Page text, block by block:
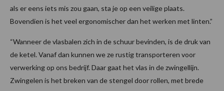
als er eens iets mis zou gaan, sta je op een veilige plaats.
Bovendien is het veel ergonomischer dan het werken met linten.”
“Wanneer de vlasbalen zich in de schuur bevinden, is de druk van
de ketel. Vanaf dan kunnen we ze rustig transporteren voor
verwerking op ons bedrijf. Daar gaat het vlas in de zwingellijn.
Zwingelen is het breken van de stengel door rollen, met brede